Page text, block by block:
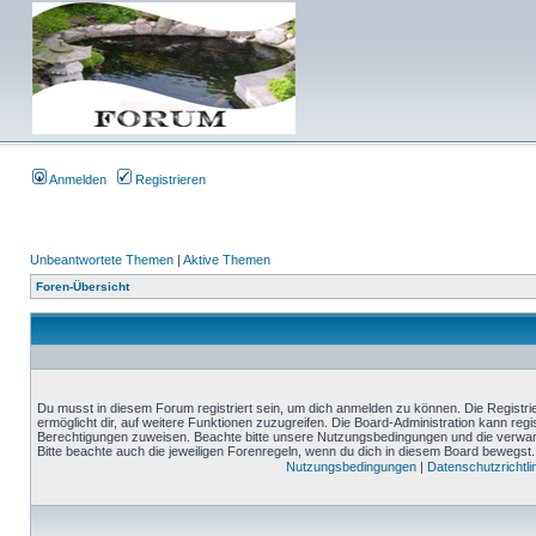
Anmelden Registrieren
Unbeantwortete Themen | Aktive Themen
Foren-Übersicht
Du musst in diesem Forum registriert sein, um dich anmelden zu können. Die
ermöglicht dir, auf weitere Funktionen zuzugreifen. Die Board-Administration kann
Berechtigungen zuweisen. Beachte bitte unsere Nutzungsbedingungen und die
Bitte beachte auch die jeweiligen Forenregeln, wenn du dich in diesem Board bewegst.
Nutzungsbedingungen |